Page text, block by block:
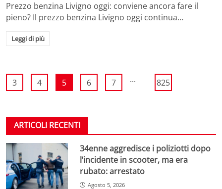
Prezzo benzina Livigno oggi: conviene ancora fare il
pieno? Il prezzo benzina Livigno oggi continua…
Leggi di più
3 4 5 6 7 ... 825
ARTICOLI RECENTI
34enne aggredisce i poliziotti dopo
l’incidente in scooter, ma era
rubato: arrestato
Agosto 5, 2026